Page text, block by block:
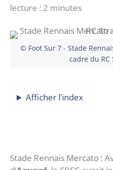
lecture : 2 minutes
© Foot Sur 7 - Stade
cadre du RC
Afficher l’index
Stade Rennais Mercato :